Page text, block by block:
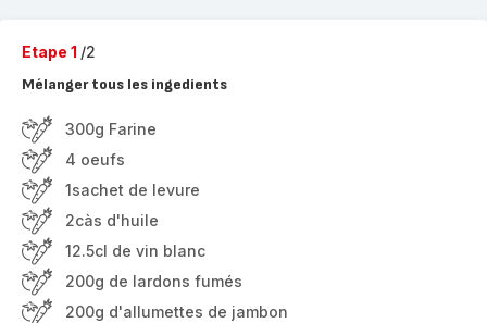
Etape 1 /2
Mélanger tous les ingedients
300g Farine
4 oeufs
1sachet de levure
2càs d'huile
12.5cl de vin blanc
200g de lardons fumés
200g d'allumettes de jambon